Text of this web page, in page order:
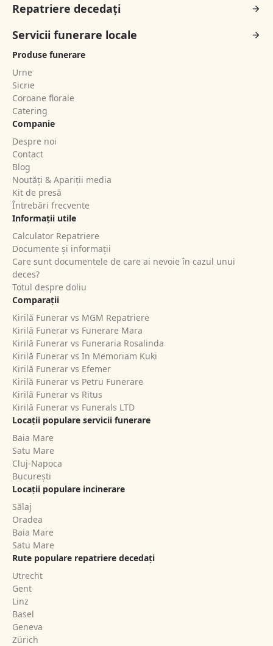
Repatriere decedați
Servicii funerare locale
Produse funerare
Urne
Sicrie
Coroane florale
Catering
Companie
Despre noi
Contact
Blog
Noutăți & Apariții media
Kit de presă
Întrebări frecvente
Informații utile
Calculator Repatriere
Documente și informații
Care sunt documentele de care ai nevoie în cazul unui
deces?
Totul despre doliu
Comparații
Kirilă Funerar vs MGM Repatriere
Kirilă Funerar vs Funerare Mara
Kirilă Funerar vs Funeraria Rosalinda
Kirilă Funerar vs In Memoriam Kuki
Kirilă Funerar vs Efemer
Kirilă Funerar vs Petru Funerare
Kirilă Funerar vs Ritus
Kirilă Funerar vs Funerals LTD
Locații populare servicii funerare
Baia Mare
Satu Mare
Cluj-Napoca
București
Locații populare incinerare
Sălaj
Oradea
Baia Mare
Satu Mare
Rute populare repatriere decedați
Utrecht
Gent
Linz
Basel
Geneva
Zürich